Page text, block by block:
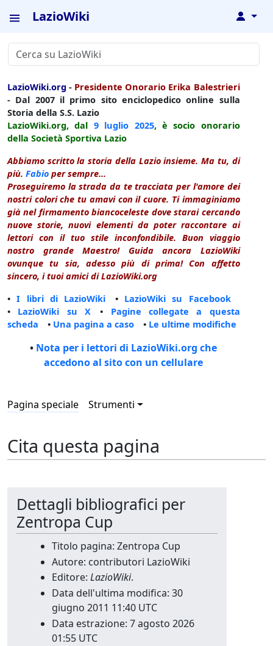
LazioWiki ↓
LazioWiki.org - Presidente Onorario Erika Balestrieri
- Dal 2007 il primo sito enciclopedico online sulla
Storia della S.S. Lazio
LazioWiki.org, dal 9 luglio 2025, è socio onorario
della Società Sportiva Lazio
Abbiamo scritto la storia della Lazio insieme. Ma tu, di
più. Fabio per sempre...
Proseguiremo la strada da te tracciata per l'amore dei
nostri colori che tu amavi con il cuore. Ti immaginiamo
già nel firmamento biancoceleste dove starai cercando
nuove storie, nuovi elementi da poter raccontare ai
lettori con il tuo stile inconfondibile. Buon viaggio
nostro grande Maestro! Guida ancora LazioWiki
ovunque tu sia, adesso più di prima! Con affetto
sincero, i tuoi amici di LazioWiki.org
•I libri di LazioWiki • LazioWiki su Facebook
• LazioWiki su X • Pagine collegate a questa
scheda • Una pagina a caso • Le ultime modifiche
• Nota per i lettori di LazioWiki.org che
accedono al sito con un cellulare
Pagina speciale Strumenti
Cita questa pagina
Dettagli bibliografici per
Zentropa Cup
Titolo pagina: Zentropa Cup
Autore: contributori LazioWiki
Editore: LazioWiki.
Data dell'ultima modifica: 30
giugno 2011 11:40 UTC
Data estrazione: 7 agosto 2026
01:55 UTC